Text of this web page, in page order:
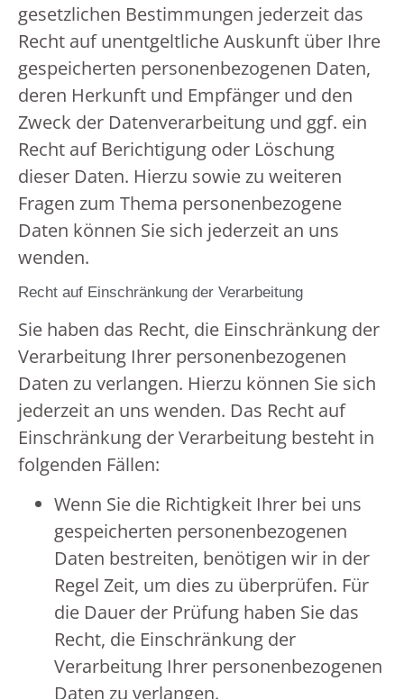
gesetzlichen Bestimmungen jederzeit das
Recht auf unentgeltliche Auskunft über Ihre
gespeicherten personenbezogenen Daten,
deren Herkunft und Empfänger und den
Zweck der Datenverarbeitung und ggf. ein
Recht auf Berichtigung oder Löschung
dieser Daten. Hierzu sowie zu weiteren
Fragen zum Thema personenbezogene
Daten können Sie sich jederzeit an uns
wenden.
Recht auf Einschränkung der Verarbeitung
Sie haben das Recht, die Einschränkung der
Verarbeitung Ihrer personenbezogenen
Daten zu verlangen. Hierzu können Sie sich
jederzeit an uns wenden. Das Recht auf
Einschränkung der Verarbeitung besteht in
folgenden Fällen:
Wenn Sie die Richtigkeit Ihrer bei uns
gespeicherten personenbezogenen
Daten bestreiten, benötigen wir in der
Regel Zeit, um dies zu überprüfen. Für
die Dauer der Prüfung haben Sie das
Recht, die Einschränkung der
Verarbeitung Ihrer personenbezogenen
Daten zu verlangen.